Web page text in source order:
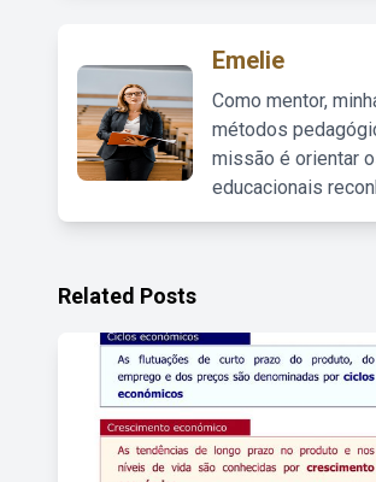
Emelie
Como mentor,
métodos
missão é orientar
educacionais
Related Posts